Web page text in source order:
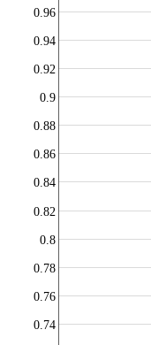
0.74
0.76
0.78
0.8
0.82
0.84
0.86
0.88
0.9
0.92
0.94
0.96